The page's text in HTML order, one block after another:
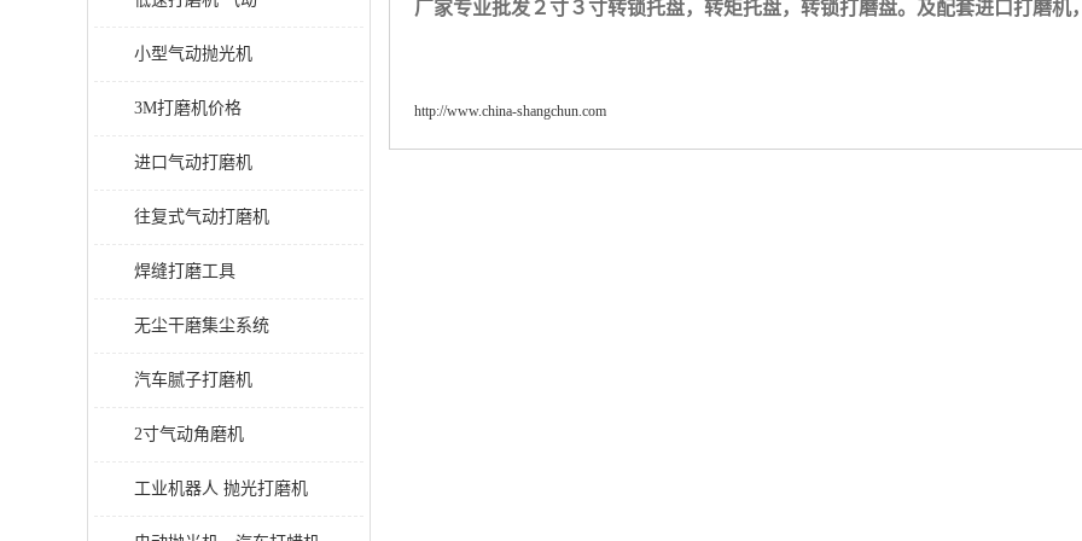
小型气动抛光机
3M打磨机价格
进口气动打磨机
往复式气动打磨机
焊缝打磨工具
无尘干磨集尘系统
汽车腻子打磨机
2寸气动角磨机
工业机器人 抛光打磨机
厂家专业批发２寸３寸转锁托盘，转矩托盘，转锁打磨盘。及配套进口打磨机
http://www.china-shangchun.com